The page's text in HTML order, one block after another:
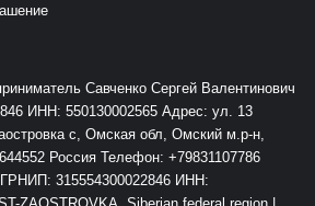
Савченко Сергей Валентинович
ИНН: 550130002565 Адрес: ул. 13
с, Омская обл, Омский м.р-н,
Россия Телефон: +79831107786
315554300022846 ИНН: